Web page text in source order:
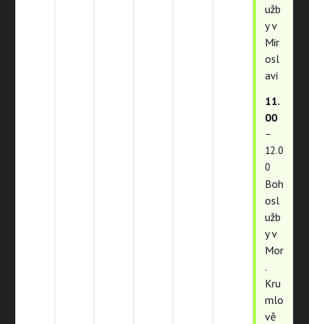
užb
y v
Mir
osl
avi
11.
00
–
12.0
0
Boh
osl
užb
y v
Mor
.
Kru
mlo
vě